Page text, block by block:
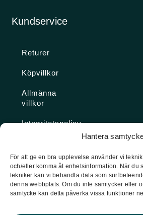
Hantera
För att ge en bra upplevelse använder vi
och/eller komma åt enhetsinformation. När du
tekniker kan vi behandla data som
denna webbplats. Om du inte samtycker eller
samtycke kan detta påverka vissa funktioner
Kundservice
Returer
Köpvillkor
Allmänna
villkor
Integritetspolicy
Konto
Glömt